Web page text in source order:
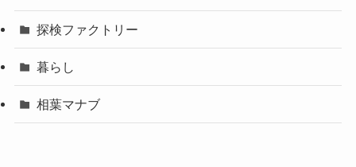
探検ファクトリー
暮らし
相葉マナブ